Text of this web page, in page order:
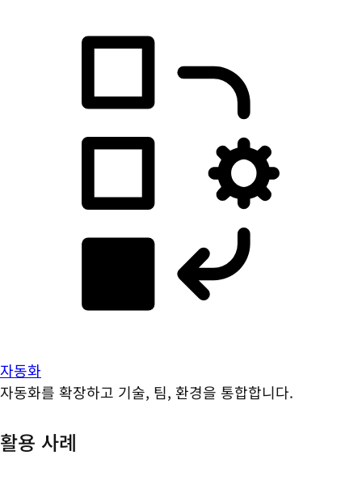
자동화
자동화를 확장하고 기술, 팀, 환경을 통합합니다.
활용 사례